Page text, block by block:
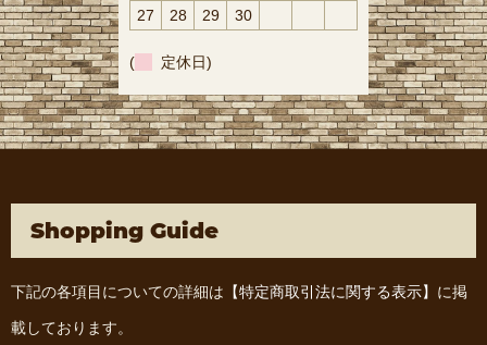
27 28 29 30
( 定休日)
Shopping Guide
下記の各項目についての詳細は 【特定商取引法に関する表示】 に掲
載しております。